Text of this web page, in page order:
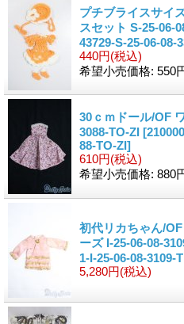
プチブライスサイ
スセット S-25-06-
43729-S-25-06-08-
440円(税込)
希望小売価格: 550
30ｃｍドール/OF
3088-TO-ZI
88-TO-ZI]
610円(税込)
希望小売価格: 880
初代リカちゃん/
ーズ I-25-06-08-
1-I-25-06-08-3109-
5,280円(税込)